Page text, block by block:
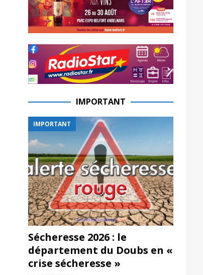
IMPORTANT
IMPORTANT
Sécheresse 2026 : le
département du Doubs en «
crise sécheresse »